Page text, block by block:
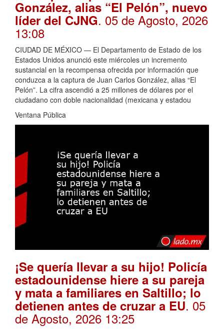
González, alias “El Pelón”, nuevo
líder del CJNG. 05 de Agosto, 2026
13:08
CIUDAD DE MÉXICO — El Departamento de Estado de los
Estados Unidos anunció este miércoles un incremento
sustancial en la recompensa ofrecida por información que
conduzca a la captura de Juan Carlos González, alias “El
Pelón”. La cifra ascendió a 25 millones de dólares por el
ciudadano con doble nacionalidad (mexicana y estadou
Ventana Pública
¡Se quería llevar a su hijo! Policía
estadounidense hiere a su pareja
y mata a familiares en Saltillo; lo
detienen antes de cruzar a EU. 05
de Agosto, 2026 13:25